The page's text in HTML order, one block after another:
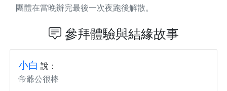
團體在當晚辦完最後一次夜跑後解散。
參拜體驗與結緣故事
小白 說：
帝爺公很棒